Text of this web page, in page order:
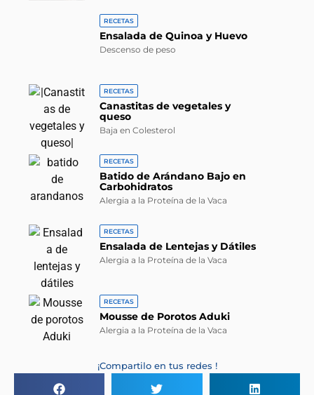
RECETAS
Ensalada de Quinoa y Huevo
Descenso de peso
RECETAS
Canastitas de vegetales y
queso
Baja en Colesterol
RECETAS
Batido de Arándano Bajo en
Carbohidratos
Alergia a la Proteína de la Vaca
RECETAS
Ensalada de Lentejas y Dátiles
Alergia a la Proteína de la Vaca
RECETAS
Mousse de Porotos Aduki
Alergia a la Proteína de la Vaca
¡Compartilo en tus redes !